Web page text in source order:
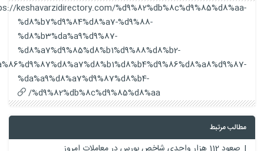
https://keshavarzidirectory.com/%d9%82%db%8c%d9%85%d8%aa-
%d8%b7%d9%84%d8%a7-%d9%88-
%d8%b3%da%a9%d9%87-
%d8%a7%d9%85%d8%b1%d9%88%d8%b2-
%da%86%d9%87%d8%a7%d8%b1%d8%b4%d9%86%d8%a8%d9%87-
%da%a9%d8%a7%d9%87%d8%b4-
%d9%82%db%8c%d9%85%d8%aa/
مطالب مرتبط